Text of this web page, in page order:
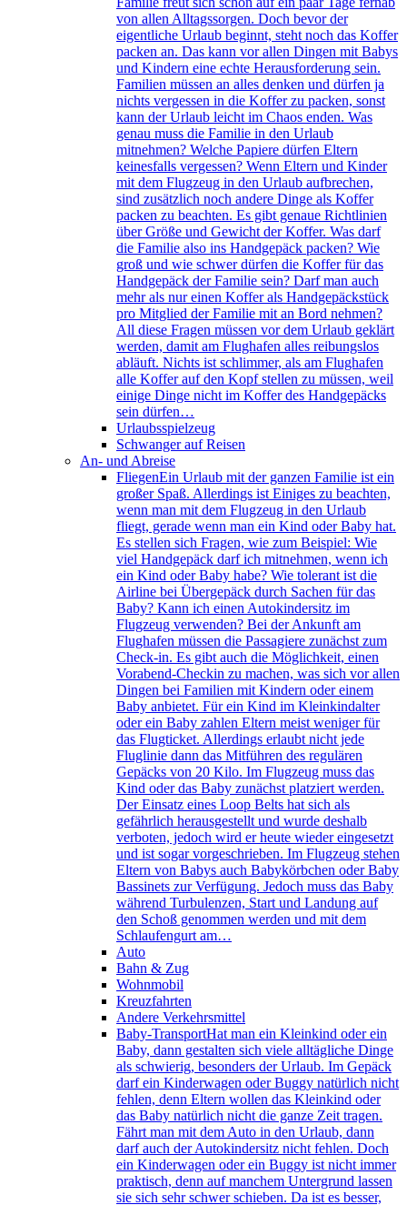
von allen Alltagssorgen. Doch bevor der
eigentliche Urlaub beginnt, steht noch das Koffer
packen an. Das kann vor allen Dingen mit Babys
und Kindern eine echte Herausforderung sein.
Familien müssen an alles denken und dürfen ja
nichts vergessen in die Koffer zu packen, sonst
kann der Urlaub leicht im Chaos enden. Was
genau muss die Familie in den Urlaub
mitnehmen? Welche Papiere dürfen Eltern
keinesfalls vergessen? Wenn Eltern und Kinder
mit dem Flugzeug in den Urlaub aufbrechen,
sind zusätzlich noch andere Dinge als Koffer
packen zu beachten. Es gibt genaue Richtlinien
über Größe und Gewicht der Koffer. Was darf
die Familie also ins Handgepäck packen? Wie
groß und wie schwer dürfen die Koffer für das
Handgepäck der Familie sein? Darf man auch
mehr als nur einen Koffer als Handgepäckstück
pro Mitglied der Familie mit an Bord nehmen?
All diese Fragen müssen vor dem Urlaub geklärt
werden, damit am Flughafen alles reibungslos
abläuft. Nichts ist schlimmer, als am Flughafen
alle Koffer auf den Kopf stellen zu müssen, weil
einige Dinge nicht im Koffer des Handgepäcks
sein dürfen…
Urlaubsspielzeug
Schwanger auf Reisen
An- und Abreise
FliegenEin Urlaub mit der ganzen Familie ist ein
großer Spaß. Allerdings ist Einiges zu beachten,
wenn man mit dem Flugzeug in den Urlaub
fliegt, gerade wenn man ein Kind oder Baby hat.
Es stellen sich Fragen, wie zum Beispiel: Wie
viel Handgepäck darf ich mitnehmen, wenn ich
ein Kind oder Baby habe? Wie tolerant ist die
Airline bei Übergepäck durch Sachen für das
Baby? Kann ich einen Autokindersitz im
Flugzeug verwenden? Bei der Ankunft am
Flughafen müssen die Passagiere zunächst zum
Check-in. Es gibt auch die Möglichkeit, einen
Vorabend-Checkin zu machen, was sich vor allen
Dingen bei Familien mit Kindern oder einem
Baby anbietet. Für ein Kind im Kleinkindalter
oder ein Baby zahlen Eltern meist weniger für
das Flugticket. Allerdings erlaubt nicht jede
Fluglinie dann das Mitführen des regulären
Gepäcks von 20 Kilo. Im Flugzeug muss das
Kind oder das Baby zunächst platziert werden.
Der Einsatz eines Loop Belts hat sich als
gefährlich herausgestellt und wurde deshalb
verboten, jedoch wird er heute wieder eingesetzt
und ist sogar vorgeschrieben. Im Flugzeug stehen
Eltern von Babys auch Babykörbchen oder Baby
Bassinets zur Verfügung. Jedoch muss das Baby
während Turbulenzen, Start und Landung auf
den Schoß genommen werden und mit dem
Schlaufengurt am…
Auto
Bahn & Zug
Wohnmobil
Kreuzfahrten
Andere Verkehrsmittel
Baby-TransportHat man ein Kleinkind oder ein
Baby, dann gestalten sich viele alltägliche Dinge
als schwierig, besonders der Urlaub. Im Gepäck
darf ein Kinderwagen oder Buggy natürlich nicht
fehlen, denn Eltern wollen das Kleinkind oder
das Baby natürlich nicht die ganze Zeit tragen.
Fährt man mit dem Auto in den Urlaub, dann
darf auch der Autokindersitz nicht fehlen. Doch
ein Kinderwagen oder ein Buggy ist nicht immer
praktisch, denn auf manchem Untergrund lassen
sie sich sehr schwer schieben. Da ist es besser,